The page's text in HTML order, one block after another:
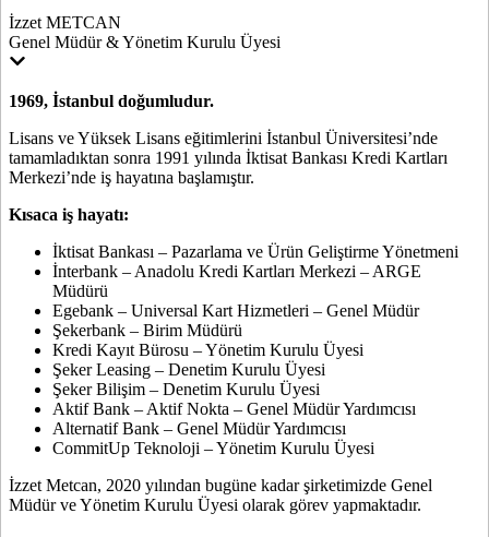
İzzet METCAN
Genel Müdür & Yönetim Kurulu Üyesi
1969, İstanbul doğumludur.
Lisans ve Yüksek Lisans eğitimlerini İstanbul Üniversitesi’nde
tamamladıktan sonra 1991 yılında İktisat Bankası Kredi Kartları
Merkezi’nde iş hayatına başlamıştır.
Kısaca iş hayatı:
İktisat Bankası – Pazarlama ve Ürün Geliştirme Yönetmeni
İnterbank – Anadolu Kredi Kartları Merkezi – ARGE
Müdürü
Egebank – Universal Kart Hizmetleri – Genel Müdür
Şekerbank – Birim Müdürü
Kredi Kayıt Bürosu – Yönetim Kurulu Üyesi
Şeker Leasing – Denetim Kurulu Üyesi
Şeker Bilişim – Denetim Kurulu Üyesi
Aktif Bank – Aktif Nokta – Genel Müdür Yardımcısı
Alternatif Bank – Genel Müdür Yardımcısı
CommitUp Teknoloji – Yönetim Kurulu Üyesi
İzzet Metcan, 2020 yılından bugüne kadar şirketimizde Genel
Müdür ve Yönetim Kurulu Üyesi olarak görev yapmaktadır.